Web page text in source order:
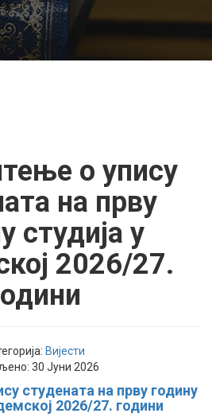
о упису
на прву
студија у
2026/27.
Вијести
30 Јуни 2026
студената на прву годину
2026/27. години